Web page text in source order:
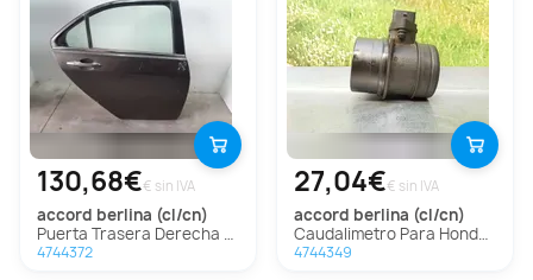
130,68€€ sin IVA
accord berlina (cl/cn)
Puerta Trasera Derecha Para Honda Accord Berlina
4744372
27,04€€ sin IVA
accord berlina (cl/cn)
Caudalimetro Para Honda Accord Berlina
4744349